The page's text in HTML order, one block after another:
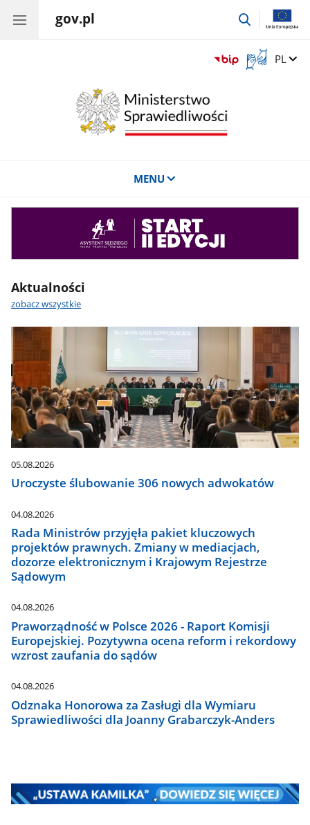
gov.pl
przejdź
Otwórz
okno
Zmień
PL
MENU
Aktualności
zobacz wszystkie
05.08.2026
Uroczyste ślubowanie 306 nowych adwokatów
04.08.2026
Rada Ministrów przyjęła pakiet kluczowych
projektów prawnych. Zmiany w mediacjach,
dozorze elektronicznym i Krajowym Rejestrze
Sądowym
04.08.2026
Praworządność w Polsce 2026 - Raport Komisji
Europejskiej. Pozytywna ocena reform i rekordowy
wzrost zaufania do sądów
04.08.2026
Odznaka Honorowa za Zasługi dla Wymiaru
Sprawiedliwości dla Joanny Grabarczyk-Anders